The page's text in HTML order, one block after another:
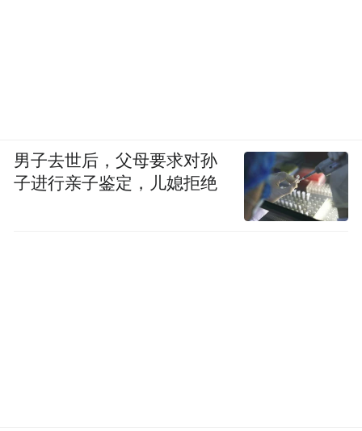
platform and merely provides information storage
space services.”
男子去世后，父母要求对孙
子进行亲子鉴定，儿媳拒绝